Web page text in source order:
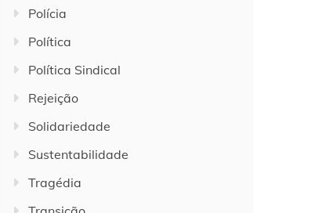
Polícia
Política
Política Sindical
Rejeição
Solidariedade
Sustentabilidade
Tragédia